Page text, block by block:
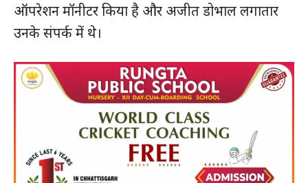
ऑपरेशन मॉनीटर किया है और अजीत डोभाल लगातार
उनके संपर्क में थे।